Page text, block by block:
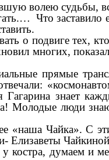
волею судьбы,
Что заставило
о подвиге тех,
многих,
прямые
знает
Молодые люди
«наша Чайка». С
Елизаветы
думаем и